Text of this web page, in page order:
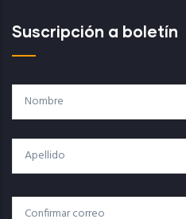
Suscripción a boletín
Nombre
Apellido
Correo
Correo Electrónico